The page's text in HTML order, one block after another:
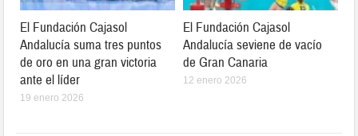
El Fundación Cajasol
Andalucía suma tres puntos
de oro en una gran victoria
ante el líder
19 enero 2026
El Fundación Cajasol
Andalucía seviene de vacío
de Gran Canaria
12 enero 2026